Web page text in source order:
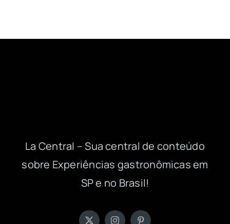
La Central – Sua central de conteúdo
sobre Experiências gastronômicas em
SP e no Brasil!